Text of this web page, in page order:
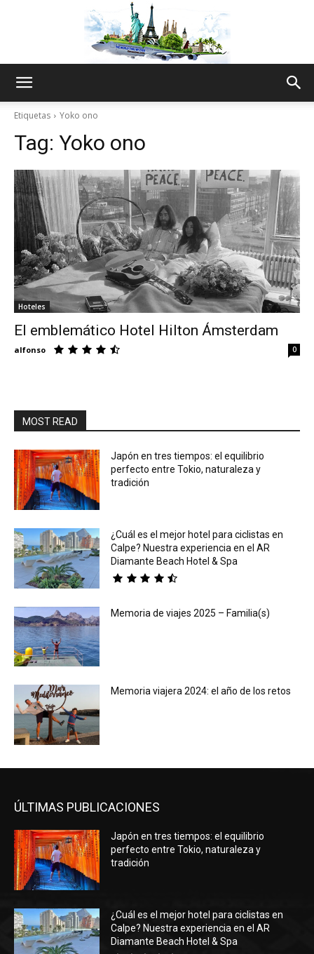
Thru
My
Etiquetas Yoko ono
Tag: Yoko ono
Hoteles
El emblemático Hotel Hilton Ámsterdam
alfonso 0
MOST READ
Japón en tres tiempos: el equilibrio
perfecto entre Tokio, naturaleza y
tradición
¿Cuál es el mejor hotel para ciclistas en
Calpe? Nuestra experiencia en el AR
Diamante Beach Hotel & Spa
Memoria de viajes 2025 – Familia(s)
Memoria viajera 2024: el año de los retos
ÚLTIMAS PUBLICACIONES
Japón en tres tiempos: el equilibrio
perfecto entre Tokio, naturaleza y
tradición
¿Cuál es el mejor hotel para ciclistas en
Calpe? Nuestra experiencia en el AR
Diamante Beach Hotel & Spa